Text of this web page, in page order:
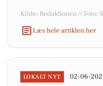
Kilde: Redaktionen //
Læs hele artiklen her
LOKALT NYT 02-06-